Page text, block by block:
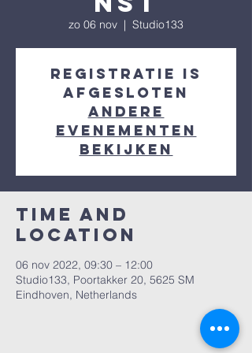
zo 06 nov
  |
Studio133
Registratie is
afgesloten
Andere
evenementen
bekijken
Time and
Location
06 nov 2022, 09:30 – 12:00
Studio133, Poortakker 20, 5625 SM
Eindhoven, Netherlands